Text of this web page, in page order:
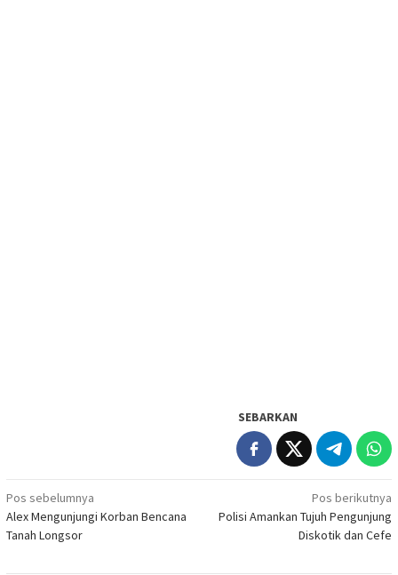
SEBARKAN
Navigasi
pos
Pos sebelumnya
Alex Mengunjungi Korban Bencana
Tanah Longsor
Pos berikutnya
Polisi Amankan Tujuh Pengunjung
Diskotik dan Cefe